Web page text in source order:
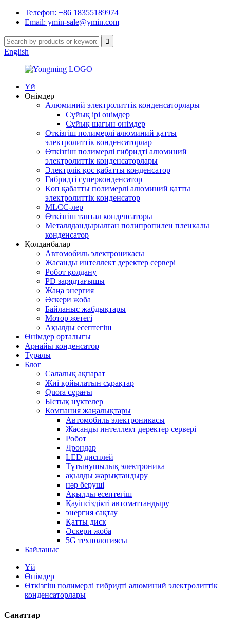
Телефон: +86 18355189974
Email: ymin-sale@ymin.com
English
Үй
Өнімдер
Алюминий электролиттік конденсаторлары
Сұйық ірі өнімдер
Сұйық шағын өнімдер
Өткізгіш полимерлі алюминий қатты
электролиттік конденсаторлар
Өткізгіш полимерлі гибридті алюминий
электролиттік конденсаторлары
Электрлік қос қабатты конденсатор
Гибридті суперконденсатор
Көп қабатты полимерлі алюминий қатты
электролиттік конденсатор
MLCC-лер
Өткізгіш тантал конденсаторы
Металлдандырылған полипропилен пленкалы
конденсатор
Қолданбалар
Автомобиль электроникасы
Жасанды интеллект деректер сервері
Робот қолдану
PD зарядтағышы
Жаңа энергия
Әскери жоба
Байланыс жабдықтары
Мотор жетегі
Ақылды есептегіш
Өнімдер орталығы
Арнайы конденсатор
Туралы
Блог
Салалық ақпарат
Жиі қойылатын сұрақтар
Quora сұрағы
Ыстық нүктелер
Компания жаңалықтары
Автомобиль электроникасы
Жасанды интеллект деректер сервері
Робот
Дрондар
LED дисплей
Тұтынушылық электроника
ақылды жарықтандыру
нәр беруші
Ақылды есептегіш
Қауіпсіздікті автоматтандыру
энергия сақтау
Қатты диск
Әскери жоба
5G технологиясы
Байланыс
Үй
Өнімдер
Өткізгіш полимерлі гибридті алюминий электролиттік
конденсаторлары
Санаттар